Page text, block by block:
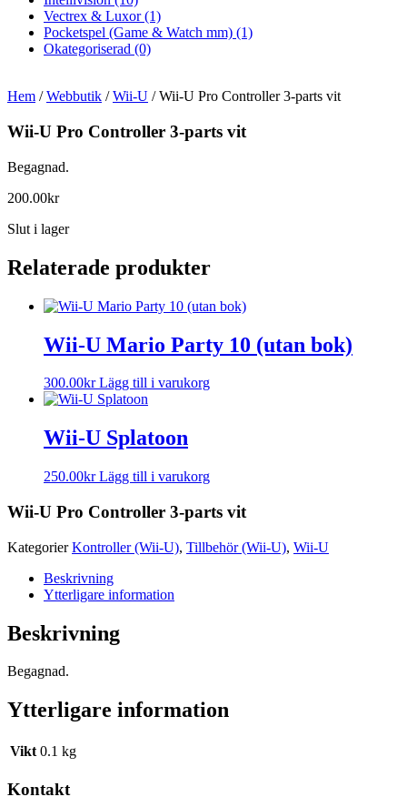
Vectrex & Luxor(1)
Pocketspel (Game & Watch mm) (1)
Okategoriserad (0)
Hem /Webbutik /Wii-U / Wii-U Pro Controller 3-parts vit
Wii-U Pro Controller 3-parts vit
Begagnad.
200.00kr
Slut i lager
Relaterade produkter
Wii-U Mario Party 10 (utan bok)
300.00kr Lägg till i varukorg
Wii-U Splatoon
250.00kr Lägg till i varukorg
Wii-U Pro Controller 3-parts vit
Kategorier Kontroller (Wii-U), Tillbehör (Wii-U), Wii-U
Beskrivning
Ytterligare information
Beskrivning
Begagnad.
Ytterligare information
Vikt 0.1 kg
Kontakt